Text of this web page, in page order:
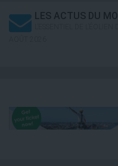
LES ACTUS DU